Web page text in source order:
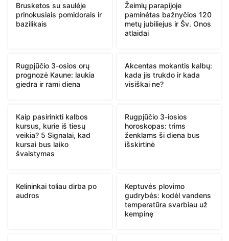
Brusketos su saulėje
prinokusiais pomidorais ir
bazilikais
Žeimių parapijoje
paminėtas bažnyčios 120
metų jubiliejus ir Šv. Onos
atlaidai
Rugpjūčio 3-osios orų
prognozė Kaune: laukia
giedra ir rami diena
Akcentas mokantis kalbų:
kada jis trukdo ir kada
visiškai ne?
Kaip pasirinkti kalbos
kursus, kurie iš tiesų
veikia? 5 Signalai, kad
kursai bus laiko
švaistymas
Rugpjūčio 3-iosios
horoskopas: trims
ženklams ši diena bus
išskirtinė
Kelininkai toliau dirba po
audros
Keptuvės plovimo
gudrybės: kodėl vandens
temperatūra svarbiau už
kempinę